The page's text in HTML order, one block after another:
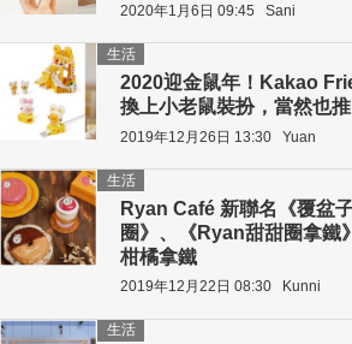
2020年1月6日 09:45 Sani
2020迎金鼠年！Kakao
換上小老鼠裝扮，當然也推
生活
2019年12月26日 13:30 Yuan
Ryan Café 新聯名《覆盆
圈》、《Ryan甜甜圈拿鐵
柑橘拿鐵
生活
2019年12月22日 08:30 Kunni
生活